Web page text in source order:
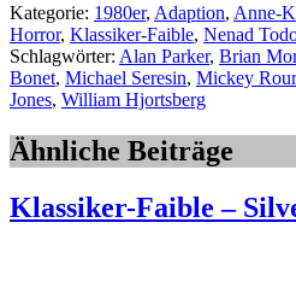
Kategorie: 1980er, Adaption, Anne-
Horror, Klassiker-Faible, Nenad
Schlagwörter: Alan Parker, Brian
Bonet, Michael Seresin, Mickey
Jones, William Hjortsberg
Ähnliche Beiträge
Klassiker-Faible –